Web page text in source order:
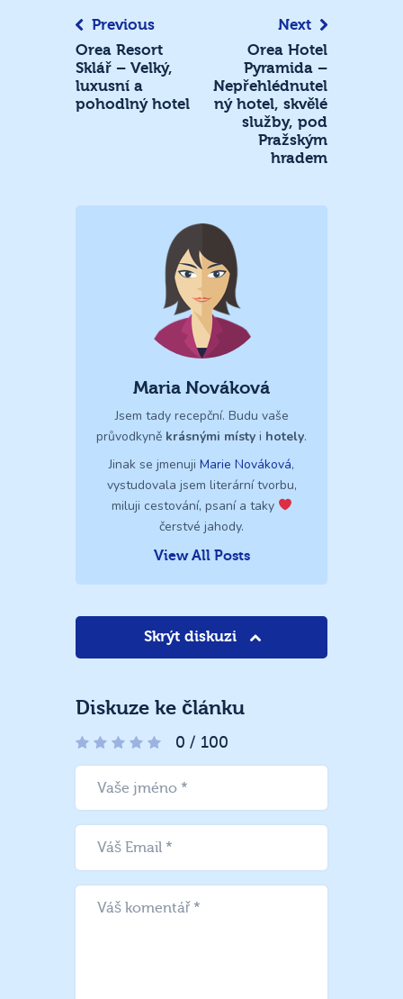
Previous
Orea Resort
Sklář – Velký,
luxusní a
pohodlný hotel
Next
Orea Hotel
Pyramida –
Nepřehlédnutel
ný hotel, skvělé
služby, pod
Pražským
hradem
Maria Nováková
Jsem tady recepční. Budu vaše
průvodkyně krásnými místy i hotely.
Jinak se jmenuji Marie Nováková,
vystudovala jsem literární tvorbu,
miluji cestování, psaní a taky
čerstvé jahody.
View All Posts
Skrýt diskuzi
Diskuze ke článku
0 / 100